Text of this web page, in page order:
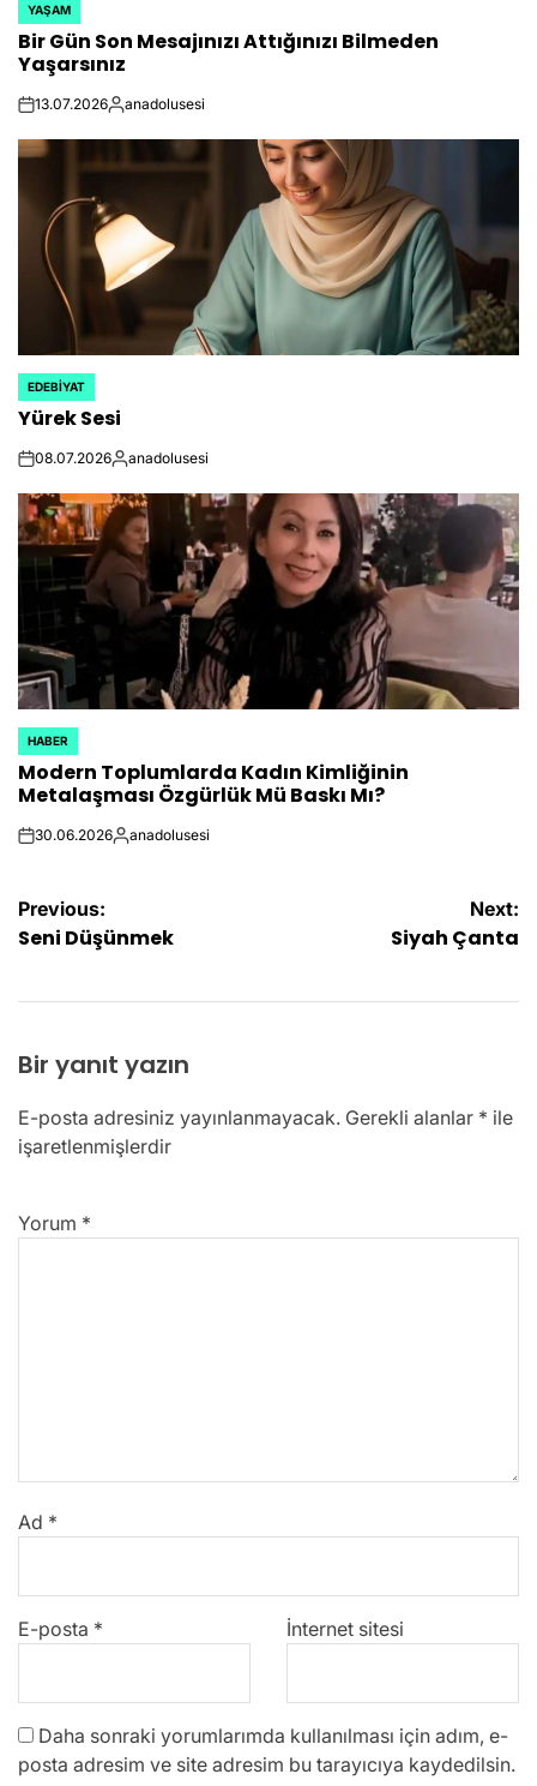
POSTED
IN
YAŞAM
Bir Gün Son Mesajınızı Attığınızı Bilmeden
Yaşarsınız
on13.07.2026Posted
anadolusesi
POSTED
IN
EDEBIYAT
Yürek Sesi
on08.07.2026Posted
anadolusesi
POSTED
IN
HABER
Modern Toplumlarda Kadın Kimliğinin
Metalaşması Özgürlük Mü Baskı Mı?
on30.06.2026Posted
anadolusesi
Yazı
gezinmesi
Previous:
Seni Düşünmek
Next:
Siyah Çanta
Bir yanıt yazın
E-posta adresiniz yayınlanmayacak. Gerekli alanlar * ile
işaretlenmişlerdir
Yorum *
Ad *
E-posta * İnternet sitesi
Daha sonraki yorumlarımda kullanılması için adım, e-
posta adresim ve site adresim bu tarayıcıya kaydedilsin.